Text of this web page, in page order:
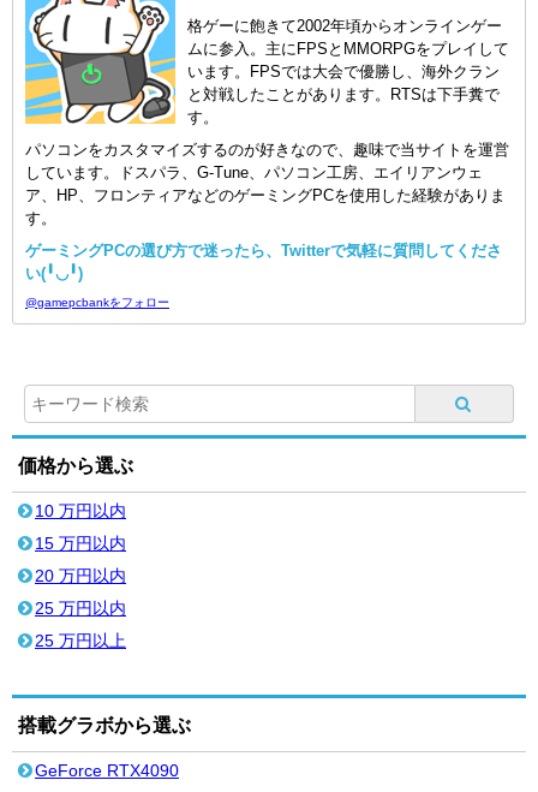
格ゲーに飽きて2002年頃からオンラインゲー
ムに参入。主にFPSとMMORPGをプレイして
います。FPSでは大会で優勝し、海外クラン
と対戦したことがあります。RTSは下手糞で
す。
パソコンをカスタマイズするのが好きなので、趣味で当サイトを運営
しています。ドスパラ、G-Tune、パソコン工房、エイリアンウェ
ア、HP、フロンティアなどのゲーミングPCを使用した経験がありま
す。
ゲーミングPCの選び方で迷ったら、Twitterで気軽に質問してくださ
い(╹◡╹)
@gamepcbankをフォロー
価格から選ぶ
10 万円以内
15 万円以内
20 万円以内
25 万円以内
25 万円以上
搭載グラボから選ぶ
GeForce RTX4090